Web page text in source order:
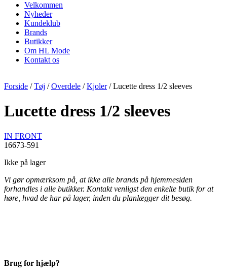
Velkommen
Nyheder
Kundeklub
Brands
Butikker
Om HL Mode
Kontakt os
Forside /Tøj /Overdele /Kjoler/ Lucette dress 1/2 sleeves
Lucette dress 1/2 sleeves
IN FRONT
16673-591
Ikke på lager
Vi gør opmærksom på, at ikke alle brands på hjemmesiden
forhandles i alle butikker. Kontakt venligst den enkelte butik for at
høre, hvad de har på lager, inden du planlægger dit besøg.
Brug for hjælp?